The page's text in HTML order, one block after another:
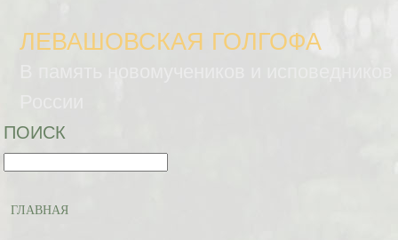
ЛЕВАШОВСКАЯ ГОЛГОФА
ПОИСК
ГЛАВНАЯ